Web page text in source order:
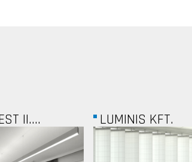
KFT. FELSŐZÖLDMÁLI...